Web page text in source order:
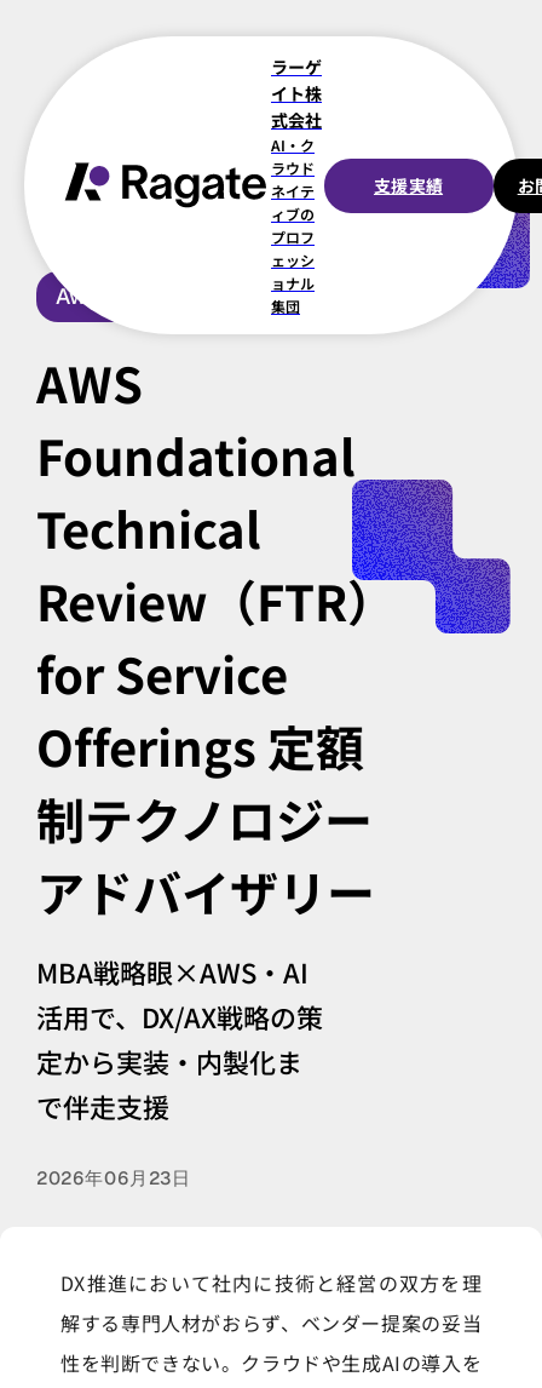
ラーゲ
イト株
式会社
AI・ク
ラウド
ネイテ
ィブの
プロフ
ェッシ
ョナル
集団
支援実績
お
一覧に戻る
Award & Certificate
AWS
Foundational
Technical
Review（FTR）
for Service
Offerings 定額
制テクノロジー
アドバイザリー
MBA戦略眼×AWS・AI
活用で、DX/AX戦略の策
定から実装・内製化ま
で伴走支援
2026年06月23日
DX推進において社内に技術と経営の双方を理
解する専門人材がおらず、ベンダー提案の妥当
性を判断できない。クラウドや生成AIの導入を